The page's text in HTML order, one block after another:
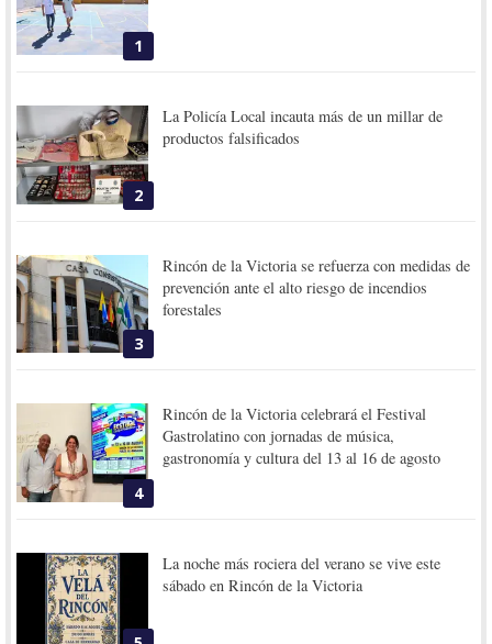
1
2
La Policía Local incauta más de un millar de
productos falsificados
3
Rincón de la Victoria se refuerza con medidas de
prevención ante el alto riesgo de incendios
forestales
4
Rincón de la Victoria celebrará el Festival
Gastrolatino con jornadas de música,
gastronomía y cultura del 13 al 16 de agosto
La noche más rociera del verano se vive este
sábado en Rincón de la Victoria